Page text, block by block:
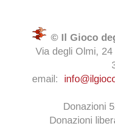
© Il Gioco
Via degli Olmi,
email:
Donazioni
Donazioni